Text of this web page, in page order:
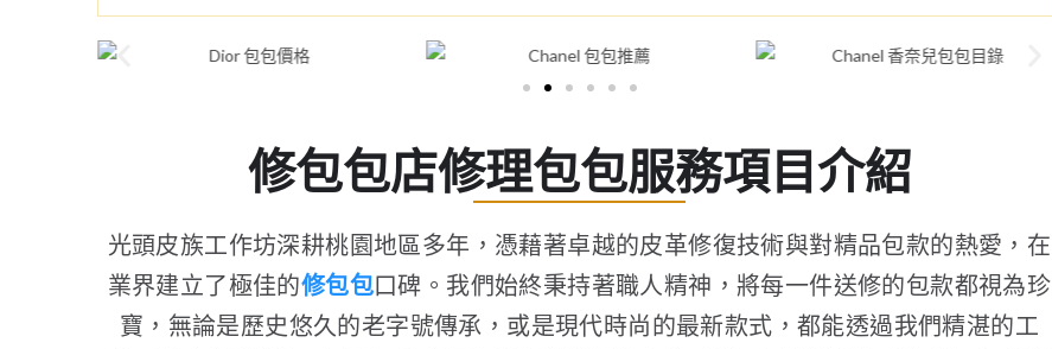
修包包店修理包包服務項目介紹
光頭皮族工作坊深耕桃園地區多年，憑藉著卓越的皮革修復技術與對精品包款的熱愛，在
業界建立了極佳的修包包口碑。我們始終秉持著職人精神，將每一件送修的包款都視為珍
寶，無論是歷史悠久的老字號傳承，或是現代時尚的最新款式，都能透過我們精湛的工